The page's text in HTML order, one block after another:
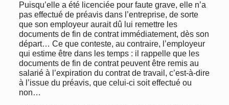
Puisqu’elle a été licenciée pour faute grave, elle n’a
pas effectué de préavis dans l’entreprise, de sorte
que son employeur aurait dû lui remettre les
documents de fin de contrat immédiatement, dès son
départ… Ce que conteste, au contraire, l’employeur
qui estime être dans les temps : il rappelle que les
documents de fin de contrat peuvent être remis au
salarié à l’expiration du contrat de travail, c’est-à-dire
à l’issue du préavis, que celui-ci soit effectué ou
non…